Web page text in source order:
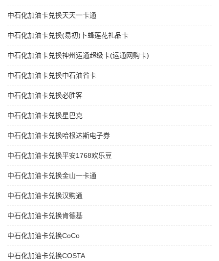
中石化加油卡兑换天天一卡通
中石化加油卡兑换(易初)卜蜂莲花礼品卡
中石化加油卡兑换神州运通超级卡(运通网购卡)
中石化加油卡兑换中石油省卡
中石化加油卡兑换必胜客
中石化加油卡兑换星巴克
中石化加油卡兑换哈根达斯电子券
中石化加油卡兑换平安1768欢乐豆
中石化加油卡兑换金山一卡通
中石化加油卡兑换汉购通
中石化加油卡兑换肯德基
中石化加油卡兑换CoCo
中石化加油卡兑换COSTA